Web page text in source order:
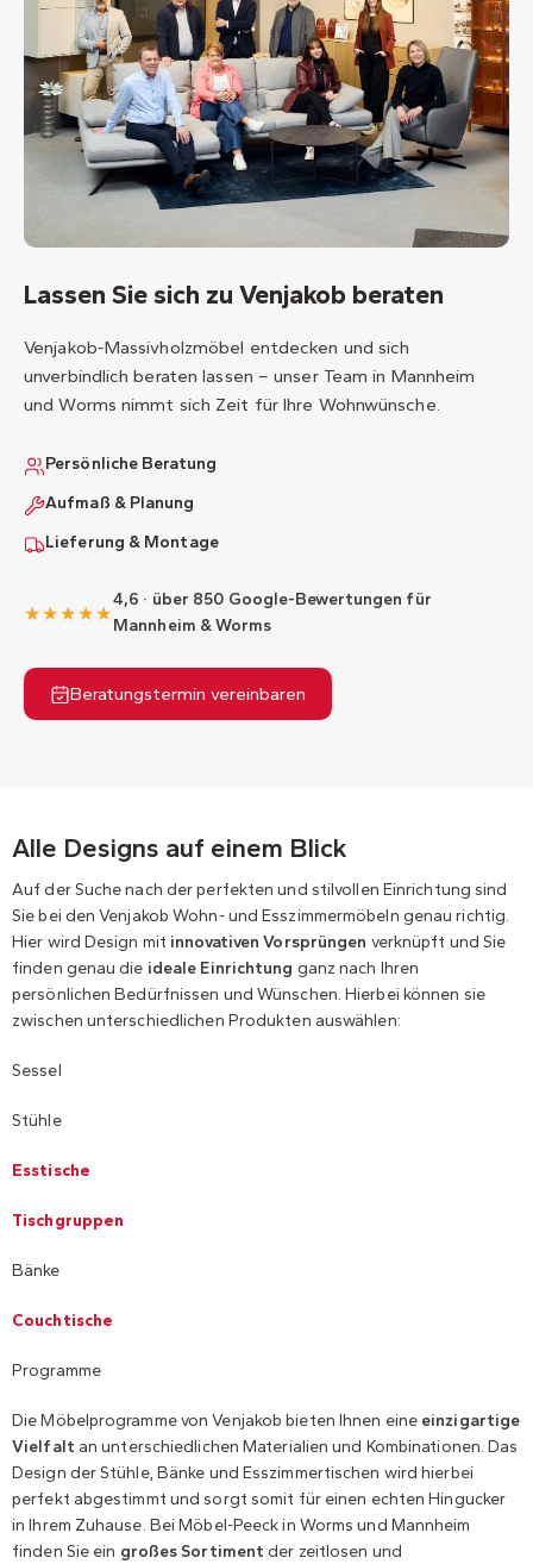
Lassen Sie sich zu Venjakob beraten
Venjakob-Massivholzmöbel entdecken und sich
unverbindlich beraten lassen – unser Team in Mannheim
und Worms nimmt sich Zeit für Ihre Wohnwünsche.
Persönliche Beratung
Aufmaß & Planung
Lieferung & Montage
★★★★★
4,6 · über 850 Google-Bewertungen für
Mannheim & Worms
Beratungstermin vereinbaren
Alle Designs auf einem Blick
Auf der Suche nach der perfekten und stilvollen Einrichtung sind
Sie bei den Venjakob Wohn- und Esszimmermöbeln genau richtig.
Hier wird Design mit innovativen Vorsprüngen verknüpft und Sie
finden genau die ideale Einrichtung ganz nach Ihren
persönlichen Bedürfnissen und Wünschen. Hierbei können sie
zwischen unterschiedlichen Produkten auswählen:
Sessel
Stühle
Esstische
Tischgruppen
Bänke
Couchtische
Programme
Die Möbelprogramme von Venjakob bieten Ihnen eine einzigartige
Vielfalt an unterschiedlichen Materialien und Kombinationen. Das
Design der Stühle, Bänke und Esszimmertischen wird hierbei
perfekt abgestimmt und sorgt somit für einen echten Hingucker
in Ihrem Zuhause. Bei Möbel-Peeck in Worms und Mannheim
finden Sie ein großes Sortimentder zeitlosen und